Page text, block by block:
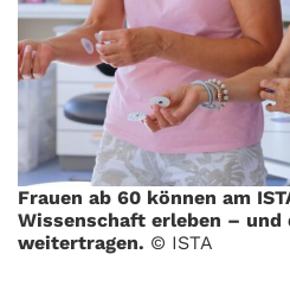
Frauen ab 60 können am
Wissenschaft erleben – und
weitertragen. © ISTA